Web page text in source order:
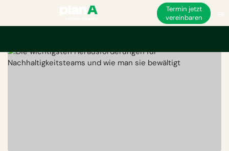
Termin jetzt
vereinbaren